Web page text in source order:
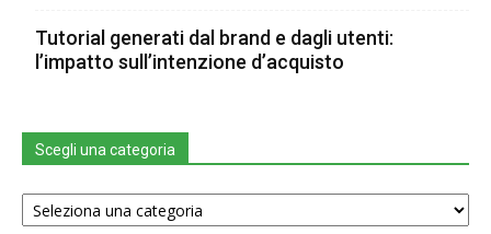
Tutorial generati dal brand e dagli utenti:
l’impatto sull’intenzione d’acquisto
Scegli una categoria
Scegli
una